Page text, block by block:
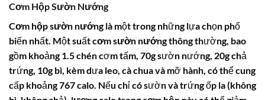
Cơm Hộp Sườn Nướng
Cơm hộp sườn nướnglà một trong những lựa chọn phổ
biến nhất. Một suấtcơm sườn nướngthông thường, bao
gồm khoảng 1.5 chén cơm tấm, 70g sườn nướng, 20g chả
trứng, 10g bì, kèm dưa leo, cà chua và mỡ hành, có thể cung
cấp khoảng 767 calo. Nếu chỉ có sườn và trứng ốp la (không